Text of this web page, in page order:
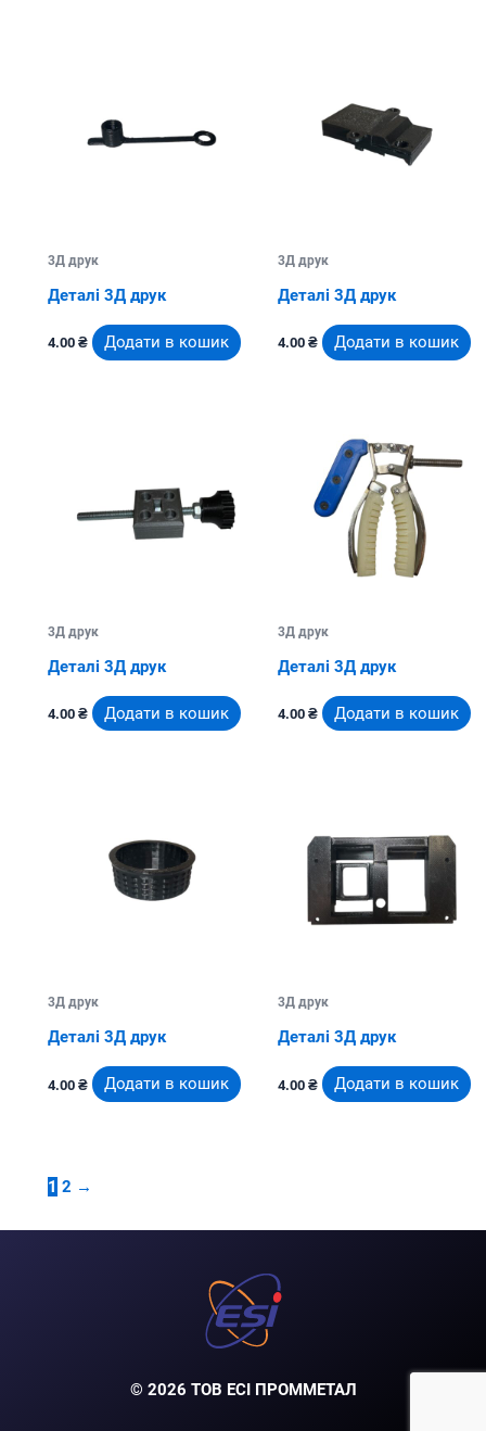
3Д друк
Деталі 3Д друк
4.00 ₴ Додати в кошик
3Д друк
Деталі 3Д друк
4.00 ₴ Додати в кошик
3Д друк
Деталі 3Д друк
4.00 ₴ Додати в кошик
3Д друк
Деталі 3Д друк
4.00 ₴ Додати в кошик
3Д друк
Деталі 3Д друк
4.00 ₴ Додати в кошик
3Д друк
Деталі 3Д друк
4.00 ₴ Додати в кошик
1 2 →
© 2026 ТОВ ЕСІ ПРОММЕТАЛ